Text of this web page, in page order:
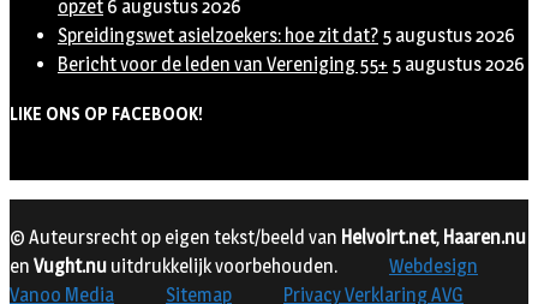
opzet 6 augustus 2026
Spreidingswet asielzoekers: hoe zit dat? 5 augustus 2026
Bericht voor de leden van Vereniging 55+ 5 augustus 2026
LIKE ONS OP FACEBOOK!
© Auteursrecht op eigen tekst/beeld van Helvoirt.net, Haaren.nu
en Vught.nu uitdrukkelijk voorbehouden.
Webdesign
Vanoo Media
Sitemap Privacy Verklaring AVG